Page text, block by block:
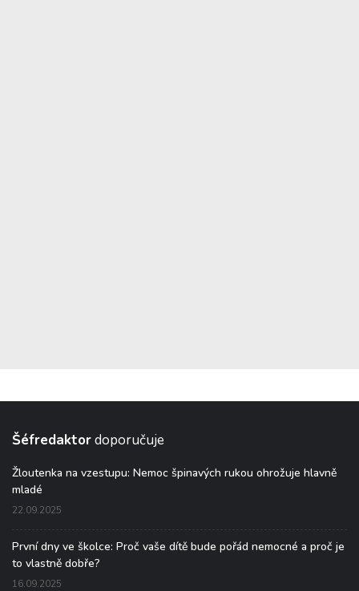
Šéfredaktordoporučuje
Žloutenka na vzestupu: Nemoc špinavých rukou ohrožuje hlavně
mladé
22.09.2025
První dny ve školce: Proč vaše dítě bude pořád nemocné a proč je
to vlastně dobře?
16.09.2025